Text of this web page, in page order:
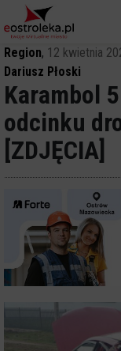
Region, 12 kwietnia
Dariusz Płoski
Karambol
odcinku
[ZDJĘCIA]